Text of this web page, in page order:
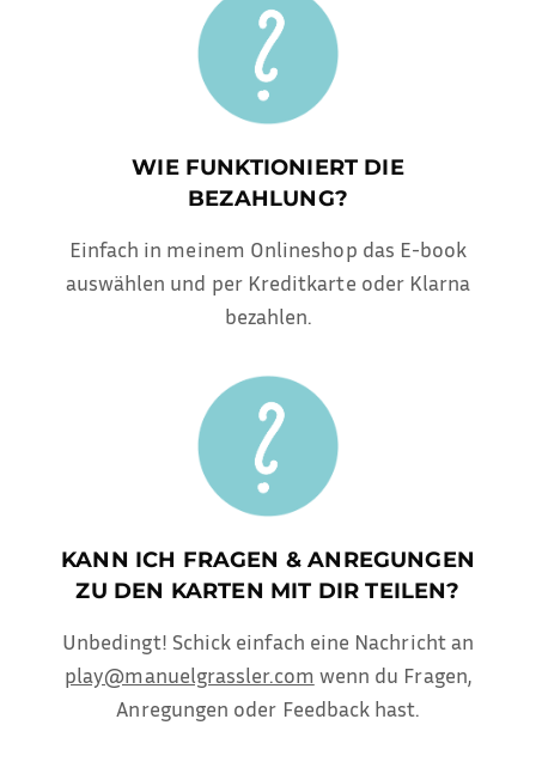
WIE FUNKTIONIERT DIE
BEZAHLUNG?
Einfach in meinem Onlineshop das E-book
auswählen und per Kreditkarte oder Klarna
bezahlen.
KANN ICH FRAGEN & ANREGUNGEN
ZU DEN KARTEN MIT DIR TEILEN?
Unbedingt! Schick einfach eine Nachricht an
play@manuelgrassler.com wenn du Fragen,
Anregungen oder Feedback hast.